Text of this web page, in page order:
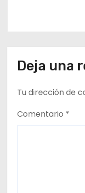
a
s
Deja una
Tu dirección de
Comentario *